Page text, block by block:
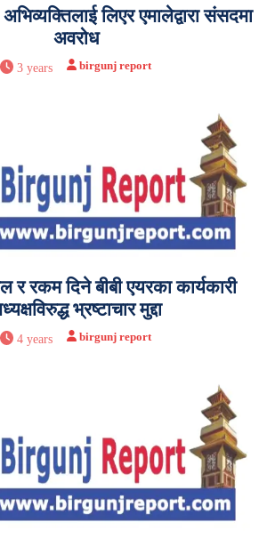
लिएर एमालेद्वारा संसदमा
अवरोध
3 years birgunj report
र रकम दिने बीबी एयरका कार्यकारी
भ्रष्टाचार मुद्दा
4 years birgunj report